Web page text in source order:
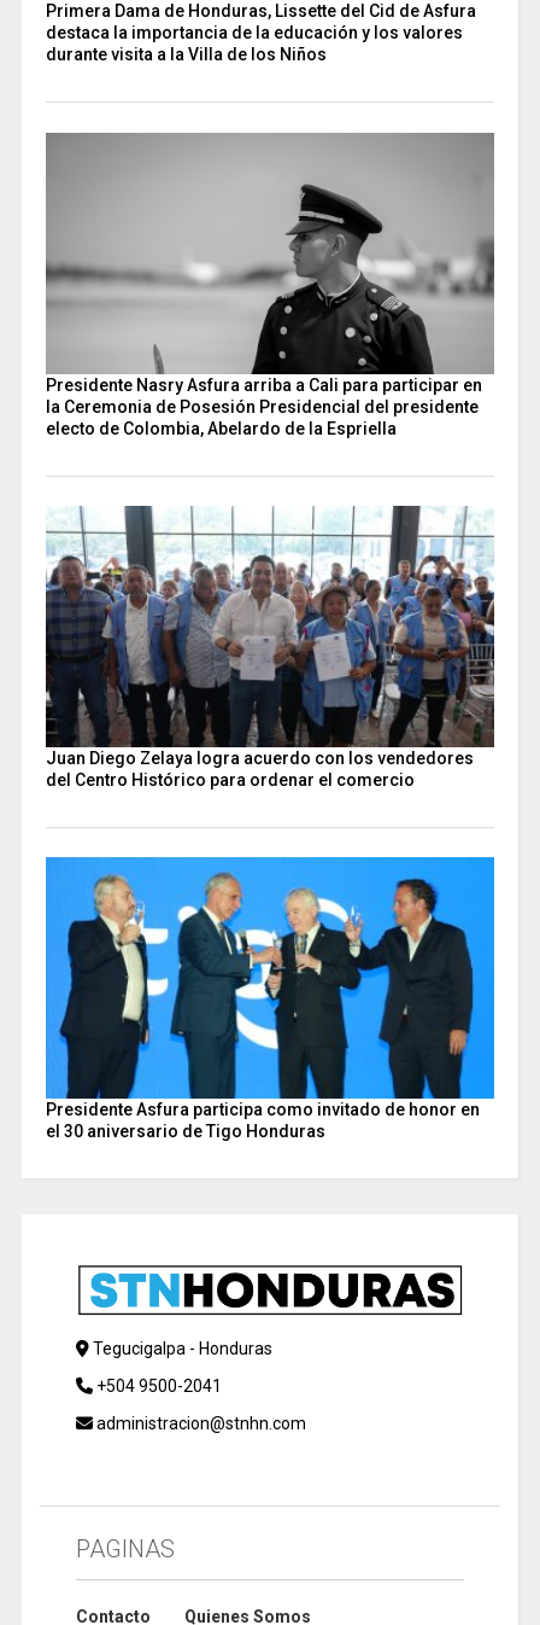
Primera Dama de Honduras, Lissette del Cid de Asfura
destaca la importancia de la educación y los valores
durante visita a la Villa de los Niños
Presidente Nasry Asfura arriba a Cali para participar en
la Ceremonia de Posesión Presidencial del presidente
electo de Colombia, Abelardo de la Espriella
Juan Diego Zelaya logra acuerdo con los vendedores
del Centro Histórico para ordenar el comercio
Presidente Asfura participa como invitado de honor en
el 30 aniversario de Tigo Honduras
Tegucigalpa - Honduras
+504 9500-2041
administracion@stnhn.com
PAGINAS
Contacto Quienes Somos